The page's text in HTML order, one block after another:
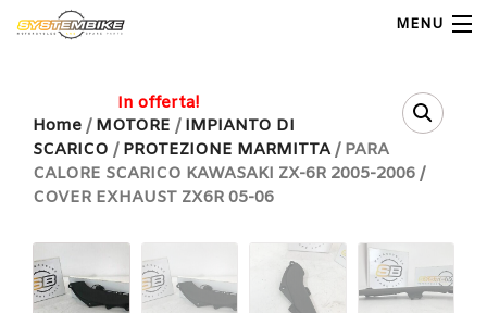
MENU
Home
Shop Moto
Shop Ricambi
Note Generali
Home / MOTORE / IMPIANTO DI
SCARICO / PROTEZIONE MARMITTA / PARA
CALORE SCARICO KAWASAKI ZX-6R 2005-2006 /
COVER EXHAUST ZX6R 05-06
In offerta!